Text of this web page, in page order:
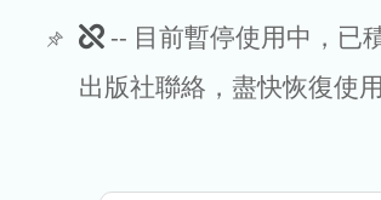
此
期
暫
-- 目前暫停使用中，已
出版社聯絡，盡快恢復使